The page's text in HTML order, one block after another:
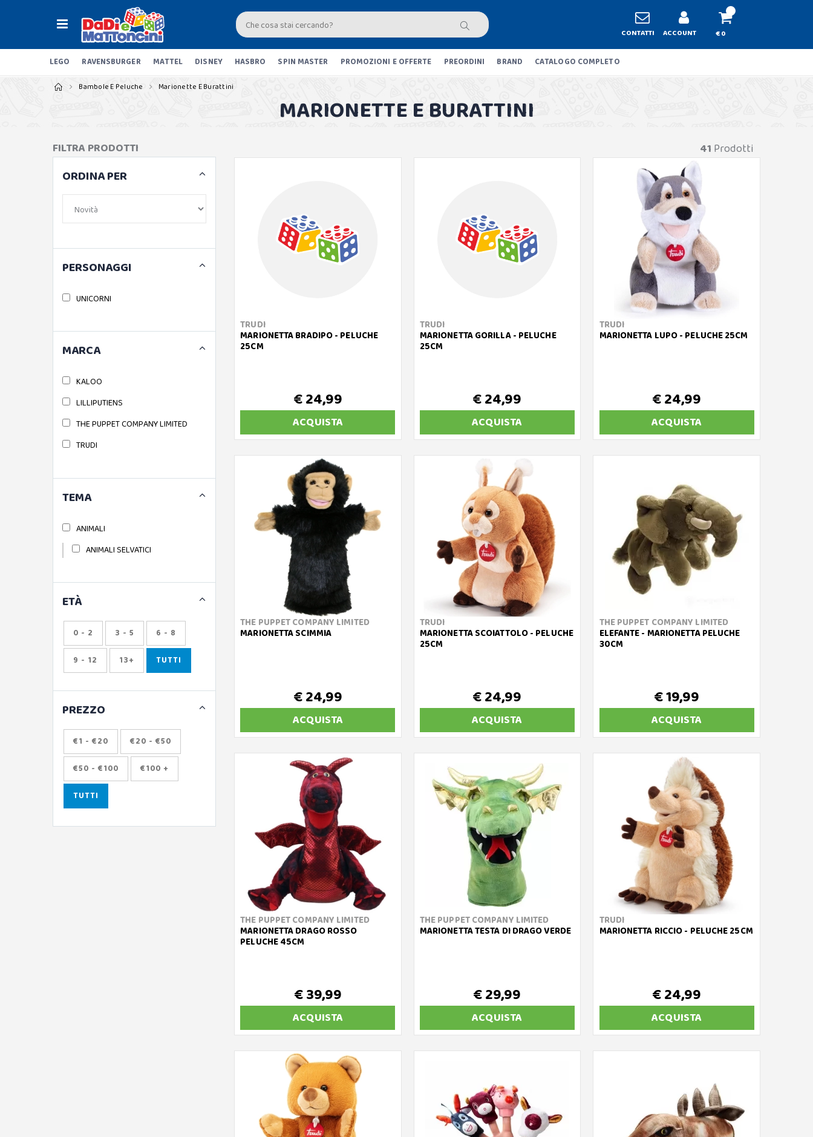
CONTATTI ACCOUNT € 0
LEGO RAVENSBURGER MATTEL DISNEY HASBRO SPIN MASTER PROMOZIONI E OFFERTE PREORDINI BRAND CATALOGO COMPLETO
Bambole E Peluche Marionette E Burattini
MARIONETTE E BURATTINI
41 Prodotti
TRUDI
MARIONETTA BRADIPO - PELUCHE
25CM
€ 24,99
ACQUISTA
TRUDI
MARIONETTA GORILLA - PELUCHE
25CM
€ 24,99
ACQUISTA
TRUDI
MARIONETTA LUPO - PELUCHE 25CM
€ 24,99
ACQUISTA
THE PUPPET COMPANY LIMITED
MARIONETTA SCIMMIA
€ 24,99
ACQUISTA
TRUDI
MARIONETTA SCOIATTOLO - PELUCHE
25CM
€ 24,99
ACQUISTA
THE PUPPET COMPANY LIMITED
ELEFANTE - MARIONETTA PELUCHE
30CM
€ 19,99
ACQUISTA
THE PUPPET COMPANY LIMITED
MARIONETTA DRAGO ROSSO
PELUCHE 45CM
€ 39,99
ACQUISTA
THE PUPPET COMPANY LIMITED
MARIONETTA TESTA DI DRAGO VERDE
€ 29,99
ACQUISTA
TRUDI
MARIONETTA RICCIO - PELUCHE 25CM
€ 24,99
ACQUISTA
FILTRA PRODOTTI
ORDINA PER
PERSONAGGI
UNICORNI
MARCA
KALOO
LILLIPUTIENS
THE PUPPET COMPANY LIMITED
TRUDI
TEMA
ANIMALI
ANIMALI SELVATICI
ETÀ
0 - 2 3 - 5 6 - 8
9 - 12 13+ TUTTI
PREZZO
€1 - €20 €20 - €50
€50 - €100 €100 +
TUTTI